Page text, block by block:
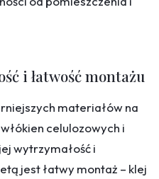
i łatwość montażu
materiałów na
celulozowych i
wytrzymałość i
jest łatwy montaż – klej